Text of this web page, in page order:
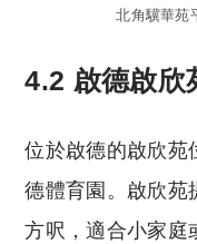
北角驥華苑
4.2 啟德啟欣
位於啟德的啟欣苑
德體育園。啟欣苑
方呎，適合小家庭